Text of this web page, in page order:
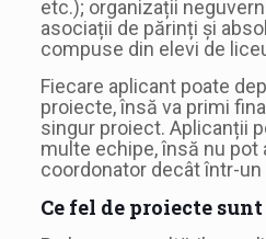
etc.); organizații
asociații de părinți și
compuse din elevi de
Fiecare aplicant poate
proiecte, însă va primi
singur proiect. Aplicanții
multe echipe, însă nu pot
coordonator decât într-
Ce fel de proiecte